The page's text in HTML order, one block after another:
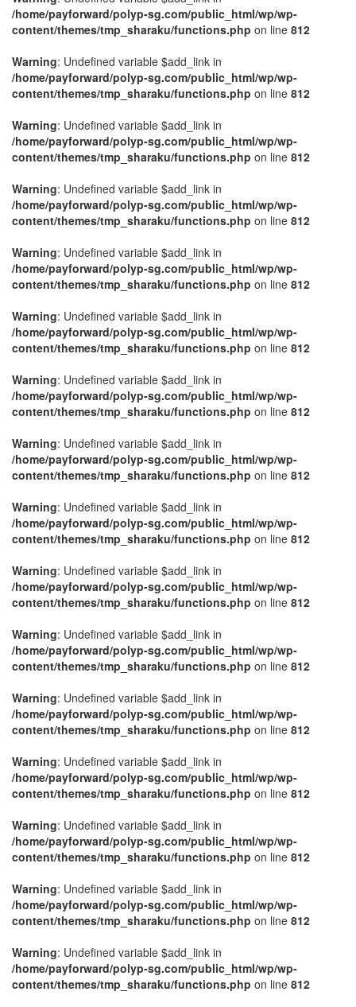
/home/payforward/polyp-sg.com/public_html/wp/wp-
content/themes/tmp_sharaku/functions.php on line 812
Warning: Undefined variable $add_link in
/home/payforward/polyp-sg.com/public_html/wp/wp-
content/themes/tmp_sharaku/functions.php on line 812
Warning: Undefined variable $add_link in
/home/payforward/polyp-sg.com/public_html/wp/wp-
content/themes/tmp_sharaku/functions.php on line 812
Warning: Undefined variable $add_link in
/home/payforward/polyp-sg.com/public_html/wp/wp-
content/themes/tmp_sharaku/functions.php on line 812
Warning: Undefined variable $add_link in
/home/payforward/polyp-sg.com/public_html/wp/wp-
content/themes/tmp_sharaku/functions.php on line 812
Warning: Undefined variable $add_link in
/home/payforward/polyp-sg.com/public_html/wp/wp-
content/themes/tmp_sharaku/functions.php on line 812
Warning: Undefined variable $add_link in
/home/payforward/polyp-sg.com/public_html/wp/wp-
content/themes/tmp_sharaku/functions.php on line 812
Warning: Undefined variable $add_link in
/home/payforward/polyp-sg.com/public_html/wp/wp-
content/themes/tmp_sharaku/functions.php on line 812
Warning: Undefined variable $add_link in
/home/payforward/polyp-sg.com/public_html/wp/wp-
content/themes/tmp_sharaku/functions.php on line 812
Warning: Undefined variable $add_link in
/home/payforward/polyp-sg.com/public_html/wp/wp-
content/themes/tmp_sharaku/functions.php on line 812
Warning: Undefined variable $add_link in
/home/payforward/polyp-sg.com/public_html/wp/wp-
content/themes/tmp_sharaku/functions.php on line 812
Warning: Undefined variable $add_link in
/home/payforward/polyp-sg.com/public_html/wp/wp-
content/themes/tmp_sharaku/functions.php on line 812
Warning: Undefined variable $add_link in
/home/payforward/polyp-sg.com/public_html/wp/wp-
content/themes/tmp_sharaku/functions.php on line 812
Warning: Undefined variable $add_link in
/home/payforward/polyp-sg.com/public_html/wp/wp-
content/themes/tmp_sharaku/functions.php on line 812
Warning: Undefined variable $add_link in
/home/payforward/polyp-sg.com/public_html/wp/wp-
content/themes/tmp_sharaku/functions.php on line 812
Warning: Undefined variable $add_link in
/home/payforward/polyp-sg.com/public_html/wp/wp-
content/themes/tmp_sharaku/functions.php on line 812